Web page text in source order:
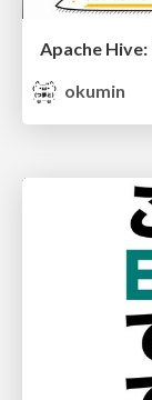
Apache
okumin